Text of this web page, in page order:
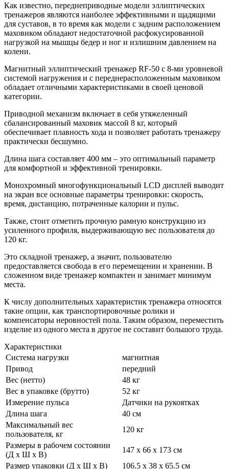
Как известно, переднеприводные модели эллиптических
тренажеров являются наиболее эффективными и щадящими
для суставов, в то время как модели с задним расположением
маховиком обладают недостаточной расфокусированной
нагрузкой на мышцы бедер и ног и излишним давлением на
колени.
Магнитный эллиптический тренажер RF-50 с 8-ми уровневой
системой нагружения и с переднерасположенным маховиком
обладает отличными характеристиками в своей ценовой
категории.
Приводной механизм включает в себя утяжеленный
сбалансированный маховик массой 8 кг, который
обеспечивает плавность хода и позволяет работать тренажеру
практически бесшумно.
Длина шага составляет 400 мм – это оптимальный параметр
для комфортной и эффективной тренировки.
Монохромный многофункциональный LCD дисплей выводит
на экран все основные параметры тренировки: скорость,
время, дистанцию, потраченные калории и пульс.
Также, стоит отметить прочную рамную конструкцию из
усиленного профиля, выдерживающую вес пользователя до
120 кг.
Это складной тренажер, а значит, пользователю
предоставляется свобода в его перемещении и хранении. В
сложенном виде тренажер компактен и занимает минимум
места.
К числу дополнительных характеристик тренажера относятся
такие опции, как транспортировочные ролики и
компенсаторы неровностей пола. Таким образом, переместить
изделие из одного места в другое не составит большого труда.
Характеристики
Система нагрузки
магнитная
Привод
передний
Вес (нетто)
48 кг
Вес в упаковке (брутто)
52 кг
Измерение пульса
Датчики на рукоятках
Длина шага
40 см
Максимальный вес
пользователя, кг
120 кг
Размеры в рабочем состоянии
(Д х Ш х В)
147 х 66 х 173 см
Размер упаковки (Д х Ш х В)
106.5 х 38 х 65.5 см